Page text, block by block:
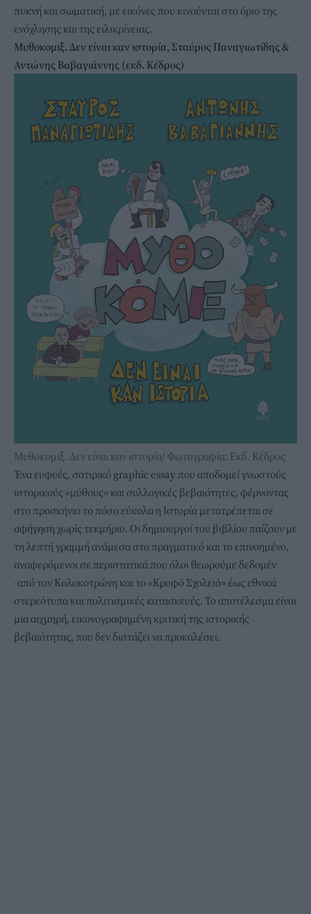
πυκνή και σωματική, με εικόνες που κινούνται στο όριο της
ενόχλησης και της ειλικρίνειας.
Μυθοκομιξ. Δεν είναι καν ιστορία, Σταύρος Παναγιωτίδης &
Αντώνης Βαβαγιάννης (εκδ. Κέδρος)
Μυθοκομιξ. Δεν είναι καν ιστορία/ Φωτογραφία: Εκδ. Κέδρος
Ένα ευφυές, σατιρικό graphic essay που αποδομεί γνωστούς
ιστορικούς «μύθους» και συλλογικές βεβαιότητες, φέρνοντας
στο προσκήνιο το πόσο εύκολα η Ιστορία μετατρέπεται σε
αφήγηση χωρίς τεκμήριο. Οι δημιουργοί του βιβλίου παίζουν με
τη λεπτή γραμμή ανάμεσα στο πραγματικό και το επινοημένο,
αναφερόμενοι σε περιστατικά που όλοι θεωρούμε δεδομέν
-από τον Κολοκοτρώνη και το «Κρυφό Σχολειό» έως εθνικά
στερεότυπα και πολιτισμικές κατασκευές. Το αποτέλεσμα είναι
μια αιχμηρή, εικονογραφημένη κριτική της ιστορικής
βεβαιότητας, που δεν διστάζει να προκαλέσει.